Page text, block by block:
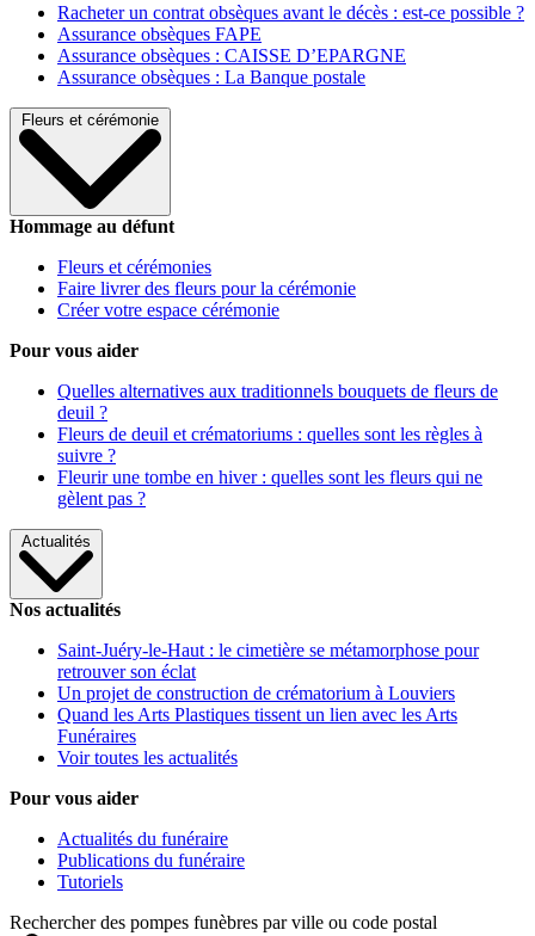
Racheter un contrat obsèques avant le décès : est-ce possible ?
Assurance obsèques FAPE
Assurance obsèques : CAISSE D’EPARGNE
Assurance obsèques : La Banque postale
Fleurs et cérémonie
Hommage au défunt
Fleurs et cérémonies
Faire livrer des fleurs pour la cérémonie
Créer votre espace cérémonie
Pour vous aider
Quelles alternatives aux traditionnels bouquets de fleurs de
deuil ?
Fleurs de deuil et crématoriums : quelles sont les règles à
suivre ?
Fleurir une tombe en hiver : quelles sont les fleurs qui ne
gèlent pas ?
Actualités
Nos actualités
Saint-Juéry-le-Haut : le cimetière se métamorphose pour
retrouver son éclat
Un projet de construction de crématorium à Louviers
Quand les Arts Plastiques tissent un lien avec les Arts
Funéraires
Voir toutes les actualités
Pour vous aider
Actualités du funéraire
Publications du funéraire
Tutoriels
Rechercher des pompes funèbres par ville ou code postal